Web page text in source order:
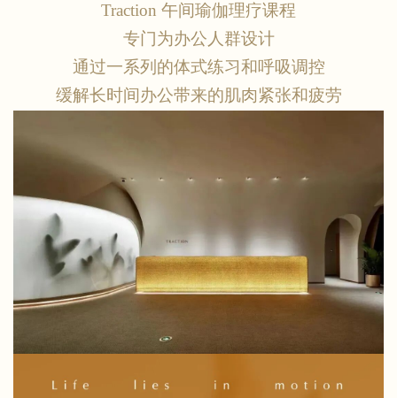
Traction 午间瑜伽理疗课程
专门为办公人群设计
通过一系列的体式练习和呼吸调控
缓解长时间办公带来的肌肉紧张和疲劳